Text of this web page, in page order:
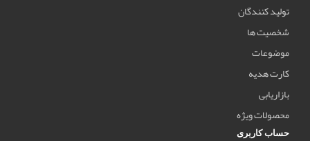
تولید کنندگان
شخصیت ها
موضوعات
کارت هدیه
بازاریابی
محصولات ویژه
حساب کاربری